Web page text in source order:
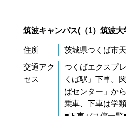
筑波キャンパス(（1）筑波大
住所 茨城県つくば市
交通アク
セス
つくばエクスプ
くば駅」下車。
ばセンター」か
乗車、下車は学